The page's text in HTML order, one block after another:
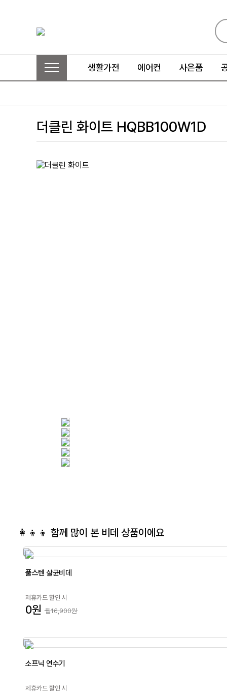
생활가전 에어컨 사은품
더클린 화이트 HQBB100W1D
👩‍👦‍👦 함께 많이 본 비데 상품이에요
풀스텐 살균비데
제휴카드 할인 시
0원 월16,900원
소프닉 연수기
제휴카드 할인 시